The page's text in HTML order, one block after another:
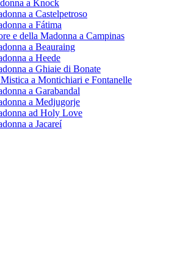
a Knock
a Castelpetroso
a Fátima
e della Madonna a Campinas
a Beauraing
a Heede
a Ghiaie di Bonate
a Montichiari e Fontanelle
a Garabandal
a Medjugorje
ad Holy Love
a Jacareí